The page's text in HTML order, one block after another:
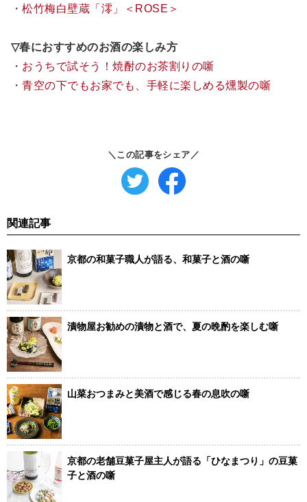
・松竹梅白壁蔵「澪」＜ROSE＞
▽春におすすめのお酒の楽しみ方
・ おうちで試そう！焼酎のお茶割りの噺
・青空の下でもお家でも、手軽に楽しめる燻製の噺
＼この記事をシェア／
関連記事
京都の和菓子職人が語る、和菓子と酒の噺
漬物屋お勧めの漬物と酒で、夏の晩酌を楽しむ噺
山菜おつまみと美酒で感じる春の息吹の噺
京都の老舗豆菓子屋主人が語る「ひなまつり」の豆菓
子と酒の噺